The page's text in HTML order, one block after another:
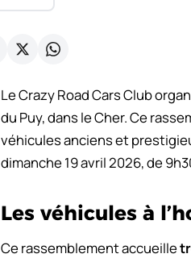
Le Crazy Road Cars Club
du Puy, dans le Cher. Ce
véhicules anciens et
dimanche 19 avril 2026, de
Les véhicules à
Ce rassemblement accueille